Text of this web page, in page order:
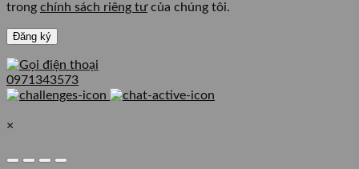
trong chính sách riêng tưcủa chúng tôi.
Đăng ký
0971343573
×